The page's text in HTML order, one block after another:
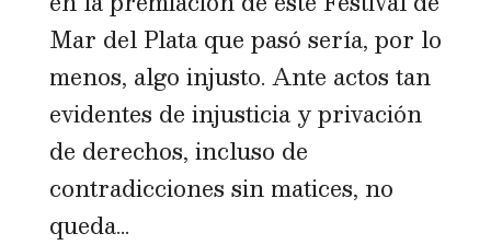
Mar del Plata que pasó sería, por lo
menos, algo injusto. Ante actos tan
evidentes de injusticia y privación
de derechos, incluso de
contradicciones sin matices, no
queda...